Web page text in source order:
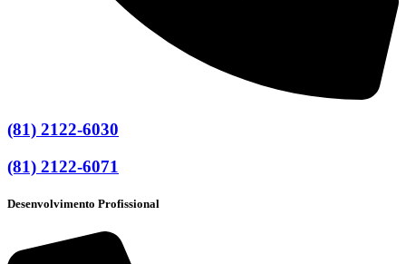
(81) 2122-6030
(81) 2122-6071
Desenvolvimento Profissional